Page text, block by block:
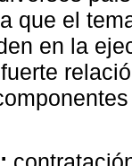
que el
en la